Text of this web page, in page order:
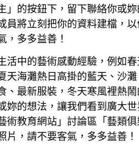
」的按鈕下，留下聯絡你或
員將立刻把你的資料建檔，
，多多益善！
活中的藝術感動經驗，例如
天海灘熱日高掛的藍天、沙
、最新服裝，冬天寒風裡熱
妳的想法，讓我們看到廣大
術教育網站」討論區「藝類
片，請不要客氣，多多益善！